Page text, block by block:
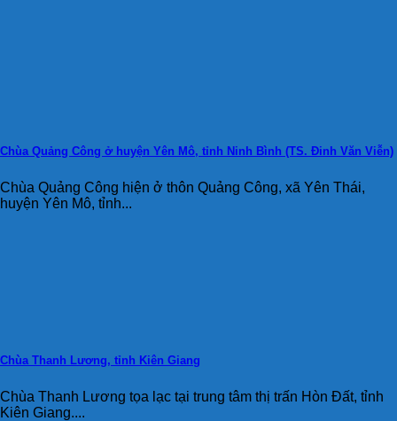
Chùa Quảng Công ở huyện Yên Mô, tỉnh Ninh Bình (TS. Ðinh Văn Viễn)
Chùa Quảng Công hiện ở thôn Quảng Công, xã Yên Thái,
huyện Yên Mô, tỉnh...
Chùa Thanh Lương, tỉnh Kiên Giang
Chùa Thanh Lương tọa lạc tại trung tâm thị trấn Hòn Đất, tỉnh
Kiên Giang....